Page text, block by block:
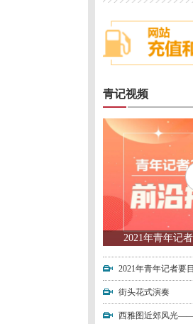
青记视频
2021年青年记
2021年青年记者要
街头花式演奏
西雅图近郊风光